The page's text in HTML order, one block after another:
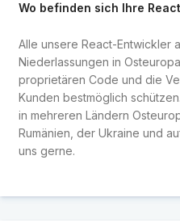
Wo befinden sich Ihre
Alle unsere React-Entwickler
Niederlassungen in
proprietären Code und die
Kunden bestmöglich
in mehreren Ländern
Rumänien, der Ukraine und
uns gerne.